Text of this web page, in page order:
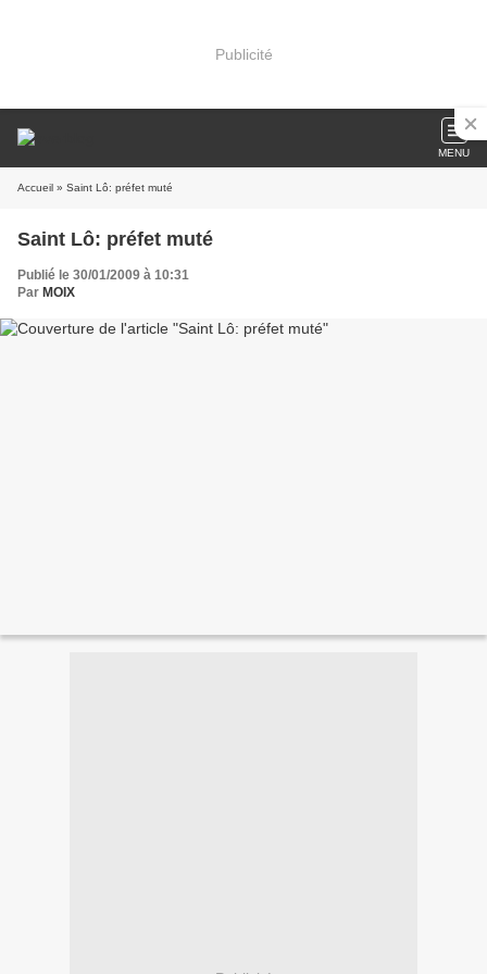
Publicité
MENU
Accueil » Saint Lô: préfet muté
Saint Lô: préfet muté
Publié le 30/01/2009 à 10:31
Par MOIX